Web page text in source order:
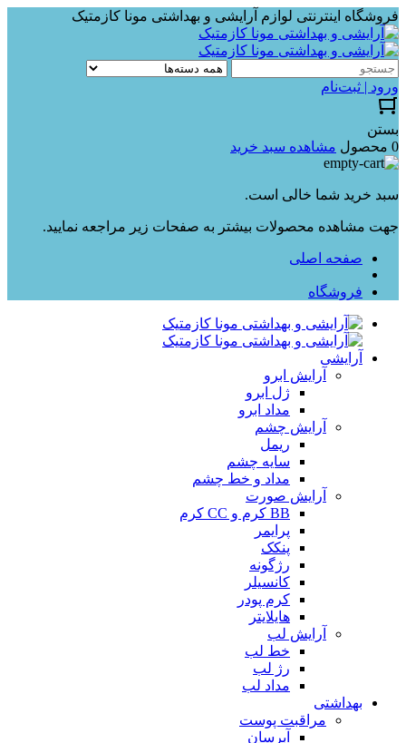
فروشگاه اینترنتی لوازم آرایشی و بهداشتی مونا کازمتیک
ورود | ثبت‌نام
بستن
0 محصول
مشاهده سبد خرید
سبد خرید شما خالی است.
جهت مشاهده محصولات بیشتر به صفحات زیر مراجعه نمایید.
صفحه اصلی
فروشگاه
آرایشی
آرایش ابرو
ژل ابرو
مداد ابرو
آرایش چشم
ریمل
سایه چشم
مداد و خط چشم
آرایش صورت
BB کرم و CC کرم
پرایمر
پنکک
رژگونه
کانسیلر
کرم پودر
هایلایتر
آرایش لب
خط لب
رژ لب
مداد لب
بهداشتی
مراقبت پوست
آبرسان